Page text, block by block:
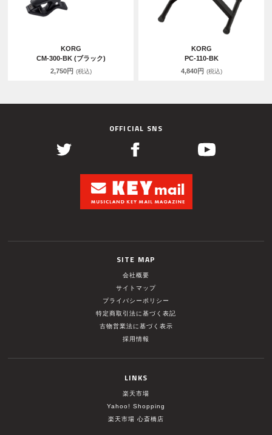
KORG
CM-300-BK (ブラック)
2,750円 (税込)
KORG
PC-110-BK
4,840円 (税込)
OFFICIAL SNS
SITE MAP
会社概要
サイトマップ
プライバシーポリシー
特定商取引法に基づく表記
古物営業法に基づく表示
採用情報
LINKS
楽天市場
Yahoo! Shopping
楽天市場 心斎橋店